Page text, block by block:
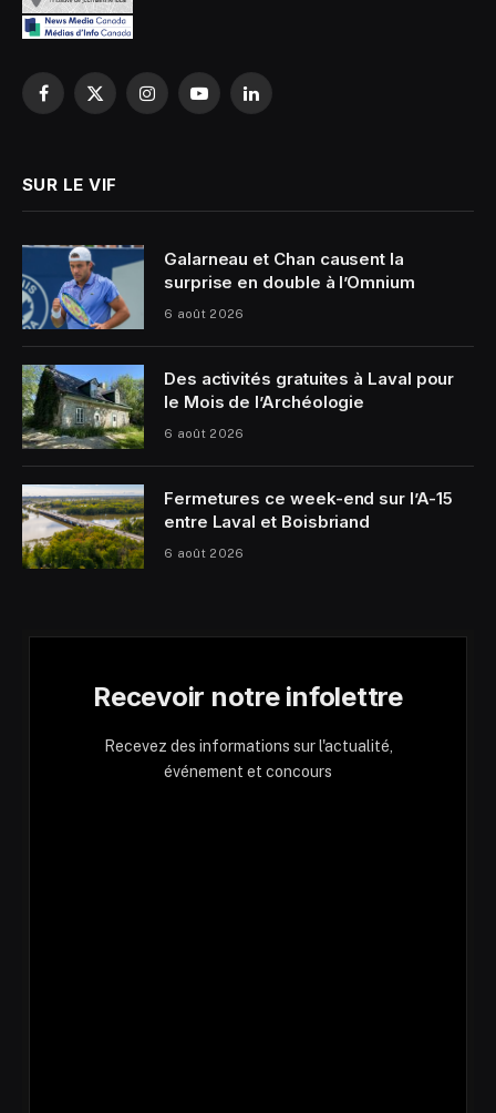
Facebook
X
InstagramYouTubeLinkedIn
SUR LE VIF
Galarneau et Chan causent la
surprise en double à l’Omnium
6 août 2026
Des activités gratuites à Laval pour
le Mois de l’Archéologie
6 août 2026
Fermetures ce week-end sur l’A-15
entre Laval et Boisbriand
6 août 2026
Recevoir notre infolettre
Recevez des informations sur l'actualité,
événement et concours